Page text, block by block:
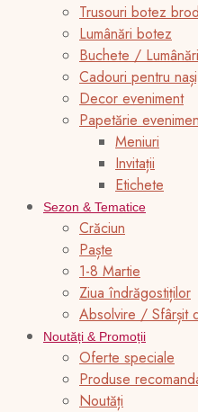
Trusouri botez
Lumânări botez
Buchete /
Cadouri pentru
Decor eveniment
Papetărie
Meniuri
Invitații
Etichete
Sezon & Tematice
Crăciun
Paște
1-8 Martie
Ziua îndrăgostiților
Absolvire / Sfârșit
Noutăți & Promoții
Oferte speciale
Produse
Noutăți